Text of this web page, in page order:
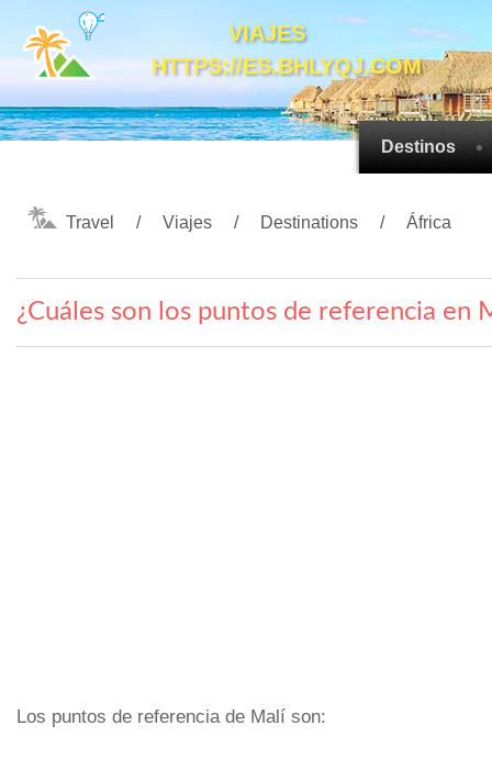
VIAJES
HTTPS://ES.BHLYQJ.COM
Destinos
Travel Viajes Destinations África
¿Cuáles son los puntos de referencia en
Los puntos de referencia de Malí son: